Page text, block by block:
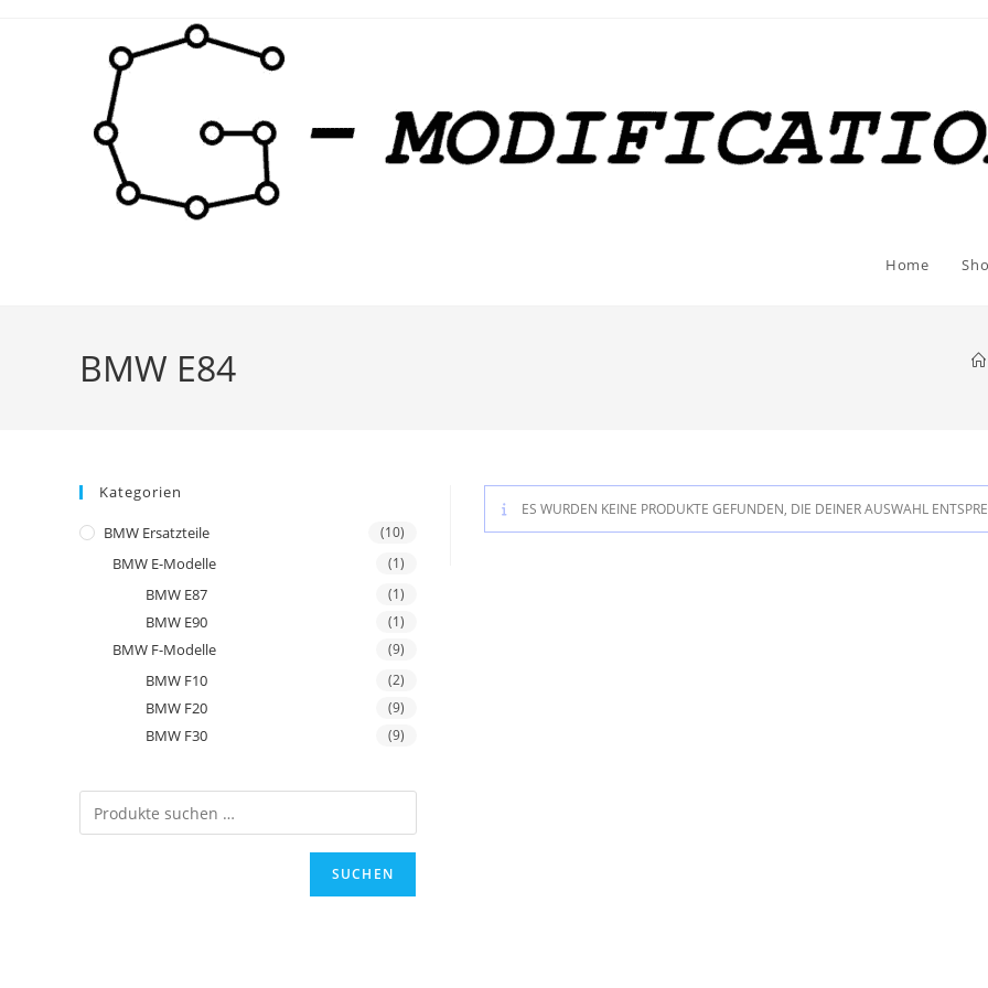
Home
BMW E84
ES WURDEN KEINE PRODUKTE GEFUNDEN, DIE DEINER AUSWAHL
Kategorien
BMW Ersatzteile (10)
BMW E-Modelle (1)
BMW E87 (1)
BMW E90 (1)
BMW F-Modelle (9)
BMW F10 (2)
BMW F20 (9)
BMW F30 (9)
SUCHEN